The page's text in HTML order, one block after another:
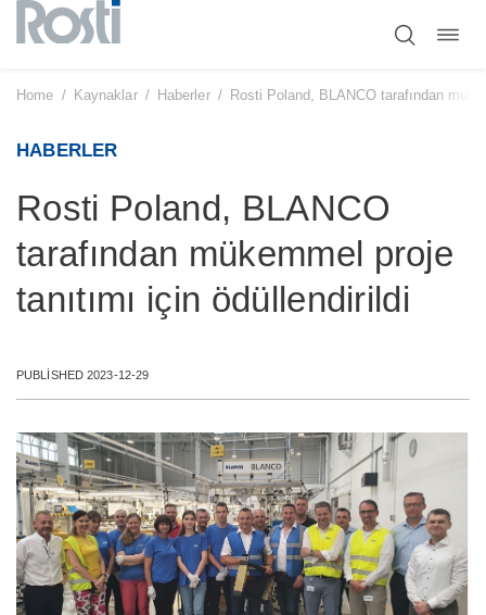
Skip
content
Home / Kaynaklar / Haberler / Rosti Poland, BLANCO tarafından
HABERLER
Rosti Poland, BLANCO
tarafından mükemmel proje
tanıtımı için ödüllendirildi
PUBLISHED 2023-12-29